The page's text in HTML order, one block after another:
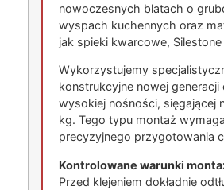
nowoczesnych blatach o
wyspach kuchennych oraz
jak spieki kwarcowe,
Wykorzystujemy
konstrukcyjne nowej generacji
wysokiej nośności, sięgającej
kg. Tego typu montaż
precyzyjnego przygotowania
Kontrolowane warunki
Przed klejeniem dokładnie